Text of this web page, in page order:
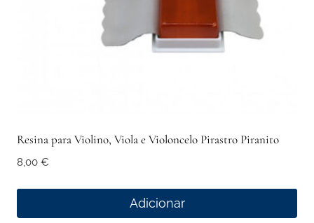
Resina para Violino, Viola e Violoncelo Pirastro Piranito
8,00 €
Adicionar